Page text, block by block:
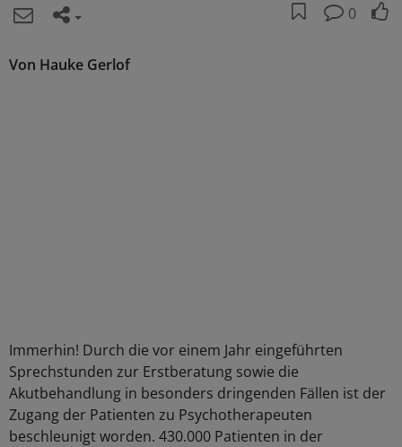
0
Von Hauke Gerlof
Immerhin! Durch die vor einem Jahr eingeführten
Sprechstunden zur Erstberatung sowie die
Akutbehandlung in besonders dringenden Fällen ist der
Zugang der Patienten zu Psychotherapeuten
beschleunigt worden. 430.000 Patienten in der